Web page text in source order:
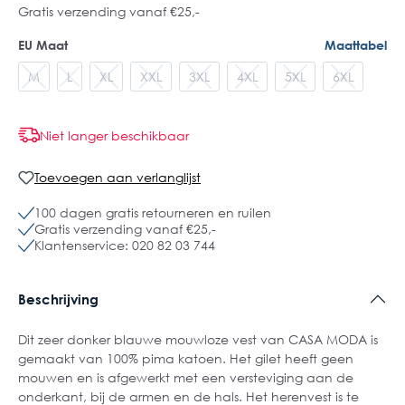
Gratis verzending vanaf €25,-
EU Maat Maattabel
M L XL XXL 3XL 4XL 5XL 6XL
Niet langer beschikbaar
Toevoegen aan verlanglijst
100 dagen gratis retourneren en ruilen
Gratis verzending vanaf €25,-
Klantenservice: 020 82 03 744
Beschrijving
Dit zeer donker blauwe mouwloze vest van CASA MODA is
gemaakt van 100% pima katoen. Het gilet heeft geen
mouwen en is afgewerkt met een versteviging aan de
onderkant, bij de armen en de hals. Het herenvest is te